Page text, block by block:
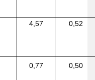
4,57 0,52
0,77 0,50